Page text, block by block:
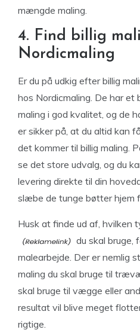
mængde maling.
4. Find billig
Nordicmaling
Er du på udkig efter billig
hos Nordicmaling. De har et
maling i god kvalitet, og de
er sikker på, at du altid kan
det kommer til billig maling.
se det store udvalg, og du
levering direkte til din
slæbe de tunge bøtter hjem
Husk at finde ud af, hvilken
du skal bruge,
malearbejde. Der er nemlig
maling du skal bruge til
skal bruge til vægge eller
resultat vil blive meget
rigtige.